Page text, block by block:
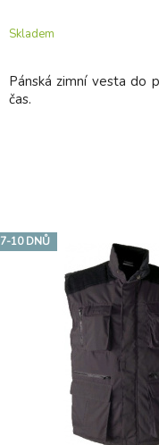
Skladem
Pánská zimní vesta do
čas.
7-10 DNŮ